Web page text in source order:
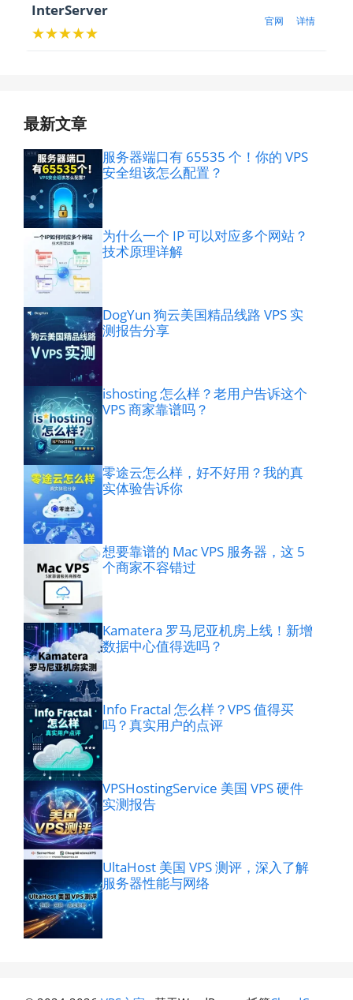
InterServer
★★★★★
官网 详情
最新文章
服务器端口有 65535 个！你的 VPS
安全组该怎么配置？
为什么一个 IP 可以对应多个网站？
技术原理详解
DogYun 狗云美国精品线路 VPS 实
测报告分享
ishosting 怎么样？老用户告诉这个
VPS 商家靠谱吗？
零途云怎么样，好不好用？我的真
实体验告诉你
想要靠谱的 Mac VPS 服务器，这 5
个商家不容错过
Kamatera 罗马尼亚机房上线！新增
数据中心值得选吗？
Info Fractal 怎么样？VPS 值得买
吗？真实用户的点评
VPSHostingService 美国 VPS 硬件
实测报告
UltaHost 美国 VPS 测评，深入了解
服务器性能与网络